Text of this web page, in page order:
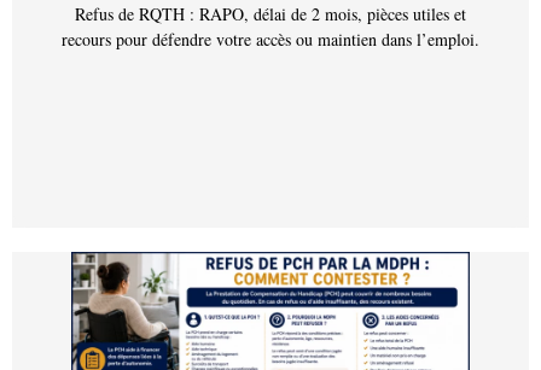
Refus de RQTH : RAPO, délai de 2 mois, pièces utiles et
recours pour défendre votre accès ou maintien dans l’emploi.